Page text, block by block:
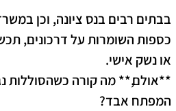
בבתים רבים בנס ציונה, וכן
כספות השומרות על דרכונים,
או נשק אישי.
**אולם,** מה קורה כשהסוללות
המפתח אבד?